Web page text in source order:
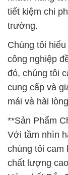
tiết kiệm chi
trường.
Chúng tôi
công nghiệp
đó, chúng tôi
cung cấp và
mái và hài
**Sản Phẩm
Với tầm nhìn
chúng tôi cam
chất lượng